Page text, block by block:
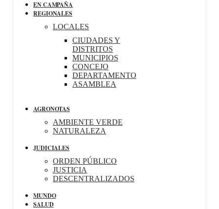
EN CAMPAÑA
REGIONALES
LOCALES
CIUDADES Y
DISTRITOS
MUNICIPIOS
CONCEJO
DEPARTAMENTO
ASAMBLEA
AGRONOTAS
AMBIENTE VERDE
NATURALEZA
JUDICIALES
ORDEN PÚBLICO
JUSTICIA
DESCENTRALIZADOS
MUNDO
SALUD